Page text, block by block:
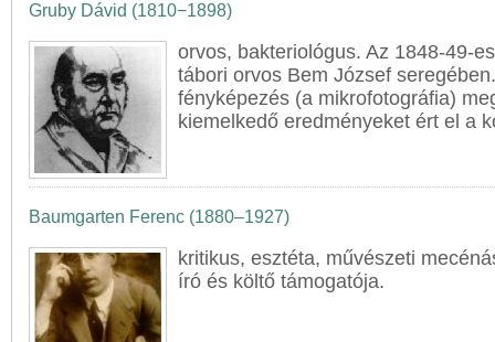
Gruby Dávid (1810−1898)
orvos, bakteriológus. Az 1848-49-
tábori orvos Bem József
fényképezés (a mikrofotográfia)
kiemelkedő eredményeket ért el a
Baumgarten Ferenc (1880–1927)
kritikus, esztéta, művészeti
író és költő támogatója.